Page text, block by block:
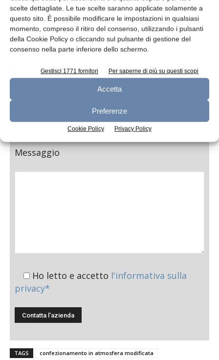
scelte dettagliate. Le tue scelte saranno applicate solamente a
questo sito. È possibile modificare le impostazioni in qualsiasi
momento, compreso il ritiro del consenso, utilizzando i pulsanti
della Cookie Policy o cliccando sul pulsante di gestione del
consenso nella parte inferiore dello schermo.
Gestisci 1771 fornitori Per saperne di più su questi scopi
Accetta
Preferenze
Cookie Policy Privacy Policy
Telefono
Messaggio
Ho letto e accetto l'informativa sulla
privacy*
TAGS
confezionamento in atmosfera modificata